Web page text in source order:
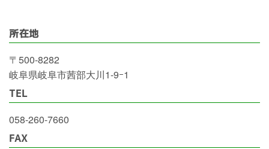
所在地
〒500-8282
岐阜県岐阜市茜部大川1-9ｰ1
TEL
058-260-7660
FAX